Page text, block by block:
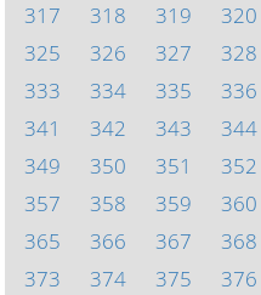
317
318 319 320
325
326 327 328
333
334 335 336
341
342 343 344
349
350 351 352
357
358 359 360
365
366 367 368
373
374 375 376